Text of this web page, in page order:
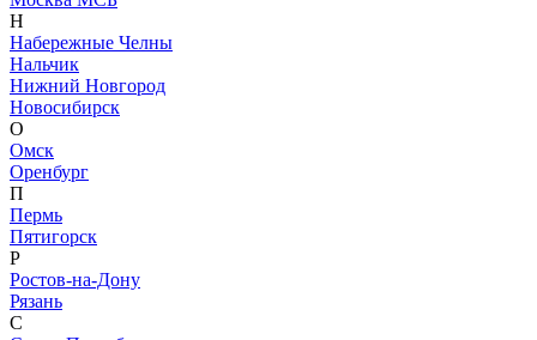
Н
Набережные Челны
Нальчик
Нижний Новгород
Новосибирск
О
Омск
Оренбург
П
Пермь
Пятигорск
Р
Ростов-на-Дону
Рязань
С